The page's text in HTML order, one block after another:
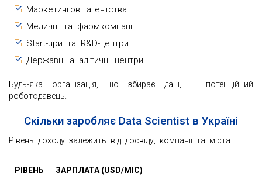
Маркетингові агентства
Медичні та фармкомпанії
Start-upи та R&D-центри
Державні аналітичні центри
Будь-яка організація, що збирає дані, — потенційний
роботодавець.
Скільки заробляє Data Scientist в Україні
Рівень доходу залежить від досвіду, компанії та міста:
РІВЕНЬ ЗАРПЛАТА (USD/МІС)